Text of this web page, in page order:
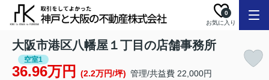
お気に入り
0
大阪市港区八幡屋１丁目の店舗事務所
空室1
36.96万円 (2.2万円/坪) 管理/共益費 22,000円